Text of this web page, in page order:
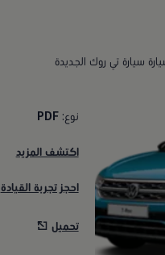
سيارة تي روك الجديدة
نوع:PDF
اكتشف المزيد
احجز تجربة القيادة
تحميل